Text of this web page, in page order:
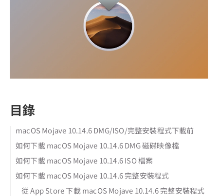
目錄
macOS Mojave 10.14.6 DMG/ISO/完整安裝程式下載前
如何下載 macOS Mojave 10.14.6 DMG 磁碟映像檔
如何下載 macOS Mojave 10.14.6 ISO 檔案
如何下載 macOS Mojave 10.14.6 完整安裝程式
從 App Store 下載 macOS Mojave 10.14.6 完整安裝程式